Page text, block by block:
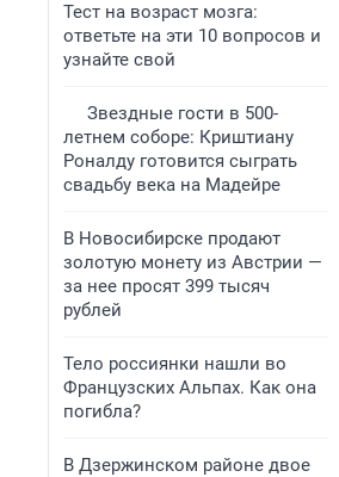
Тест на возраст мозга:
ответьте на эти 10 вопросов и
узнайте свой
Звездные гости в 500-
летнем соборе: Криштиану
Роналду готовится сыграть
свадьбу века на Мадейре
В Новосибирске продают
золотую монету из Австрии —
за нее просят 399 тысяч
рублей
Тело россиянки нашли во
Французских Альпах. Как она
погибла?
В Дзержинском районе двое